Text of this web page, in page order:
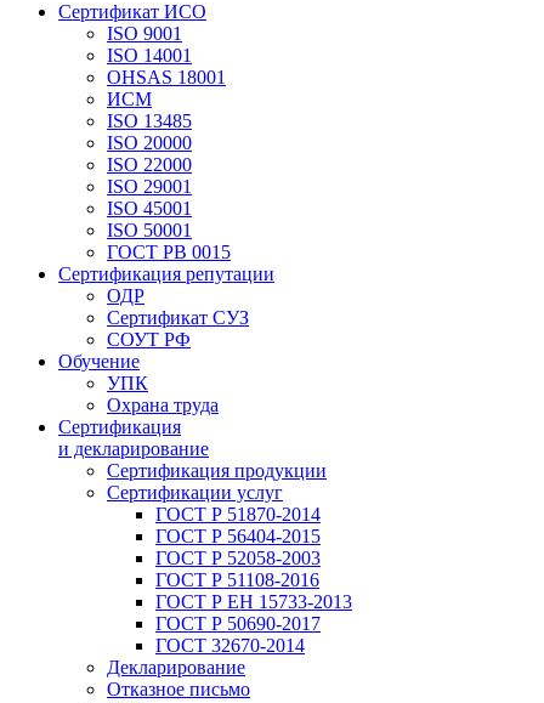
Сертификат ИСО
ISO 9001
ISO 14001
OHSAS 18001
ИСМ
ISO 13485
ISO 20000
ISO 22000
ISO 29001
ISO 45001
ISO 50001
ГОСТ РВ 0015
Сертификация репутации
ОДР
Сертификат СУЗ
СОУТ РФ
Обучение
УПК
Охрана труда
Сертификация
и декларирование
Сертификация продукции
Сертификации услуг
ГОСТ Р 51870-2014
ГОСТ Р 56404-2015
ГОСТ Р 52058-2003
ГОСТ Р 51108-2016
ГОСТ Р ЕН 15733-2013
ГОСТ Р 50690-2017
ГОСТ 32670-2014
Декларирование
Отказное письмо